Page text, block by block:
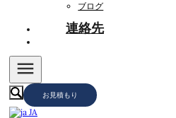
ブログ
連絡先
お見積もり
JA